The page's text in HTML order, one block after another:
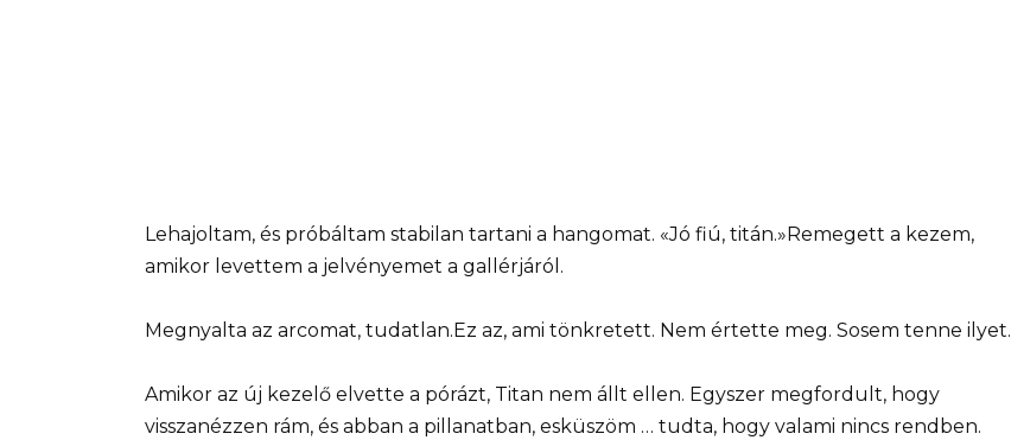
Lehajoltam, és próbáltam stabilan tartani a hangomat. «Jó fiú, titán.»Remegett a kezem,
amikor levettem a jelvényemet a gallérjáról.
Megnyalta az arcomat, tudatlan.Ez az, ami tönkretett. Nem értette meg. Sosem tenne ilyet.
Amikor az új kezelő elvette a pórázt, Titan nem állt ellen. Egyszer megfordult, hogy
visszanézzen rám, és abban a pillanatban, esküszöm … tudta, hogy valami nincs rendben.